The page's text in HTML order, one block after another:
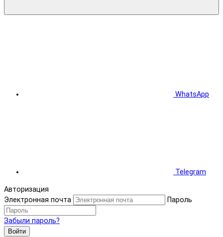
WhatsApp
Telegram
Авторизация
Электронная почта
Пароль
Забыли пароль?
Войти